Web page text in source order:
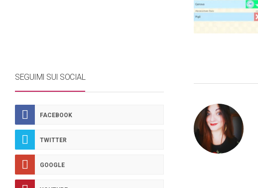
SEGUIMI SUI SOCIAL
FACEBOOK
TWITTER
GOOGLE